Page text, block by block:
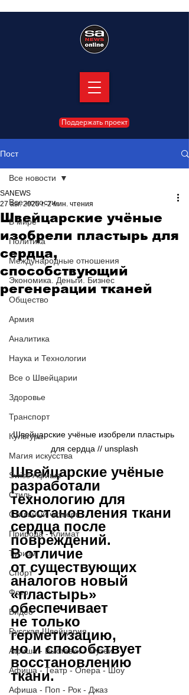
Поддержать проект
Пост
Все новости
В мире
Политика
Международные отношения
Экономика. Деньги. Бизнес
Общество
Армия
Аналитика
Наука и Технологии
Все о Швейцарии
Здоровье
Транспорт
Культура
Магия искусства
Swiss Афиша
Стиль
Стильный четверг
Природа - Климат
Туризм
Спорт
Фото
Видео
Русская Швейцария
Афиша - Выставки - Музеи
Афиша - Театр - Опера - Шоу
Афиша - Поп - Рок - Джаз
Все новости
Швейцарские учёные
изобрели пластырь для
сердца,
способствующий
регенерации тканей
SANEWS
27 авг. 2025 г. 2 мин. чтения
Швейцарские учёные изобрели пластырь
для сердца // unsplash
Швейцарские учёные
разработали
технологию для
восстановления ткани
сердца после
повреждений.
В отличие
от существующих
аналогов новый
«пластырь»
обеспечивает
не только
герметизацию,
но и способствует
восстановлению
ткани.